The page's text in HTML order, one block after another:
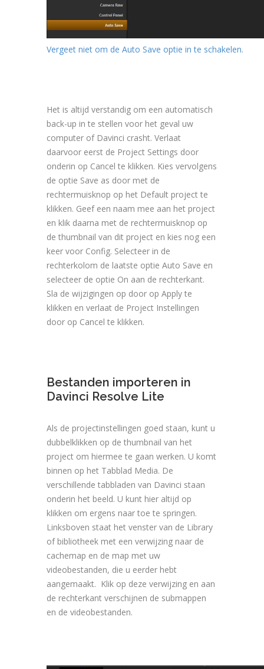
Vergeet niet om de Auto Save optie in te schakelen.
Het is altijd verstandig om een automatisch
back-up in te stellen voor het geval uw
computer of Davinci crasht. Verlaat
daarvoor eerst de Project Settings door
onderin op Cancel te klikken. Kies vervolgens
de optie Save as door met de
rechtermuisknop op het Default project te
klikken. Geef een naam mee aan het project
en klik daarna met de rechtermuisknop op
de thumbnail van dit project en kies nog een
keer voor Config. Selecteer in de
rechterkolom de laatste optie Auto Save en
selecteer de optie On aan de rechterkant.
Sla de wijzigingen op door op Apply te
klikken en verlaat de Project Instellingen
door op Cancel te klikken.
Bestanden importeren in
Davinci Resolve Lite
Als de projectinstellingen goed staan, kunt u
dubbelklikken op de thumbnail van het
project om hiermee te gaan werken. U komt
binnen op het Tabblad Media. De
verschillende tabbladen van Davinci staan
onderin het beeld. U kunt hier altijd op
klikken om ergens naar toe te springen.
Linksboven staat het venster van de Library
of bibliotheek met een verwijzing naar de
cachemap en de map met uw
videobestanden, die u eerder hebt
aangemaakt. Klik op deze verwijzing en aan
de rechterkant verschijnen de submappen
en de videobestanden.